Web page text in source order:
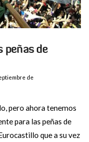
peñas de
de
pero ahora tenemos
para las peñas de
que a su vez